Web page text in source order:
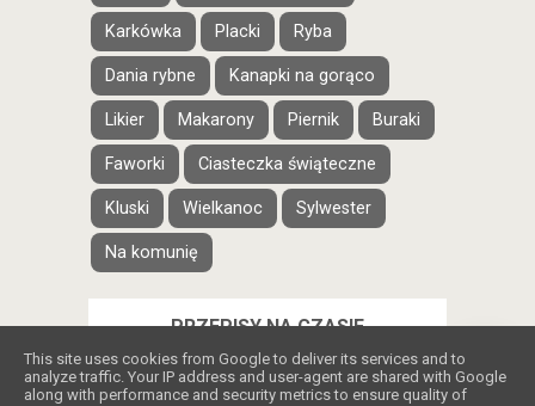
Karkówka Placki Ryba
Dania rybne Kanapki na gorąco
Likier Makarony Piernik Buraki
Faworki Ciasteczka świąteczne
Kluski Wielkanoc Sylwester
Na komunię
PRZEPISY NA CZASIE
This site uses cookies from Google to deliver its services and to
analyze traffic. Your IP address and user-agent are shared with Google
along with performance and security metrics to ensure quality of